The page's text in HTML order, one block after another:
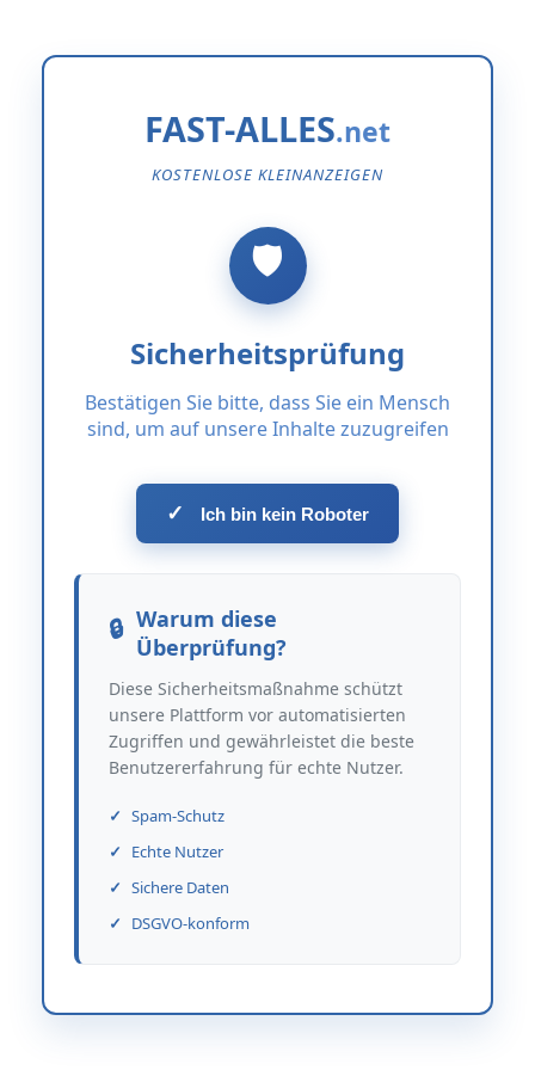
FAST-ALLES
KOSTENLOSE KLEINANZEIGEN
Sicherheitsprüfung
Bestätigen Sie bitte, dass Sie ein Mensch
sind, um auf unsere Inhalte zuzugreifen
✓ Ich bin kein Roboter
Warum diese
Überprüfung?
Diese Sicherheitsmaßnahme schützt
unsere Plattform vor automatisierten
Zugriffen und gewährleistet die beste
Benutzererfahrung für echte Nutzer.
Spam-Schutz
Echte Nutzer
Sichere Daten
DSGVO-konform